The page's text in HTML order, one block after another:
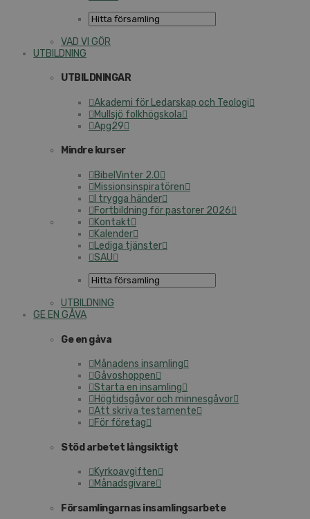
VAD VI GÖR
UTBILDNING
UTBILDNINGAR
Akademi för Ledarskap och Teologi
Mullsjö folkhögskola
Apg29
Mindre kurser
BibelVinter 2.0
Missionsinspiratören
I trygga händer
Fortbildning för pastorer 2026
Kontakt
Kalender
Lediga tjänster
SAU
UTBILDNING
GE EN GÅVA
Ge en gåva
Månadens insamling
Gåvoshoppen
Starta en insamling
Högtidsgåvor och minnesgåvor
Att skriva testamente
För företag
Stöd arbetet långsiktigt
Kyrkoavgiften
Månadsgivare
Församlingarnas insamlingsarbete